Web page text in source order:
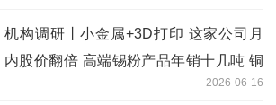
机构调研丨小金属+3D打印 这家公司月
内股价翻倍 高端锡粉产品年销十几吨 铜
2026-06-16